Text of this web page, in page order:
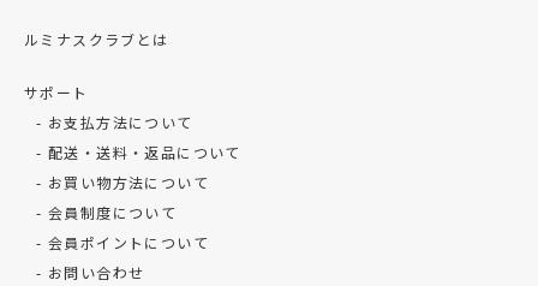
ルミナスクラブとは
サポート
お支払方法について
配送・送料・返品について
お買い物方法について
会員制度について
会員ポイントについて
お問い合わせ